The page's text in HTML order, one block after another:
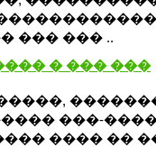
��� ��� ..
� ��� ���
���-
���� ��